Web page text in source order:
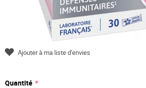
Quantité
Ajouter à ma liste d'envies